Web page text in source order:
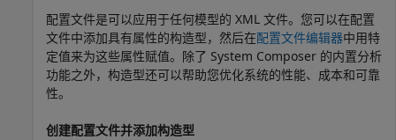
配置文件是可以应用于任何模型的 XML 文件。您可以在配置
文件中添加具有属性的构造型，然后在配置文件编辑器中用特
定值来为这些属性赋值。除了 System Composer 的内置分析
功能之外，构造型还可以帮助您优化系统的性能、成本和可靠
性。
创建配置文件并添加构造型